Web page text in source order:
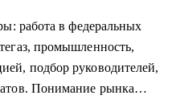
работа в федеральных
промышленность,
подбор руководителей,
Понимание рынка